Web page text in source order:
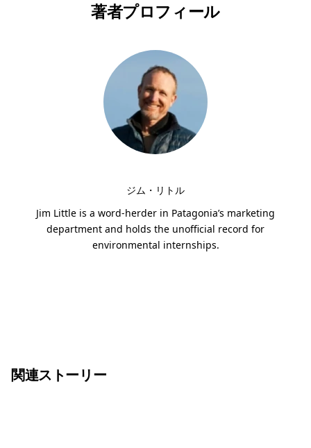
著者プロフィール
ジム・リトル
Jim Little is a word-herder in Patagonia’s marketing
department and holds the unofficial record for
environmental internships.
関連ストーリー